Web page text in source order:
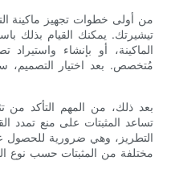
من أولى خطوات تجهيز ماكينة
تيشيرتك. يمكنك القيام بذلك
الماكينة، أو بإنشاء
مُتخصص. بعد اختيار التصميم،
بعد ذلك، من المهم التأكد
تساعد المثبتات على منع تمدد
التطريز، وهي ضرورية للحصول
مختلفة من المثبتات حسب نوع